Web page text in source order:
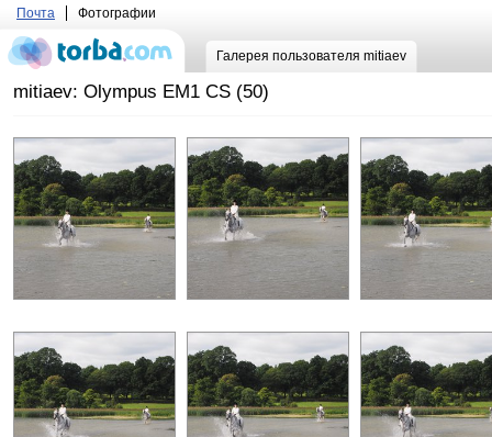
Почта Фотографии
Галерея пользователя mitiaev
mitiaev: Olympus EM1 CS (50)